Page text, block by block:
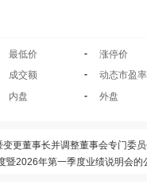
最低价 - 涨停价
成交额 - 动态市盈率
内盘 - 外盘
更董事长并调整董事会专门委
2026年第一季度业绩说明会的